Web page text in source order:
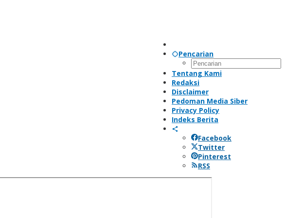
Pencarian
Tentang Kami
Redaksi
Disclaimer
Pedoman Media Siber
Privacy Policy
Indeks Berita
Facebook
Twitter
Pinterest
RSS